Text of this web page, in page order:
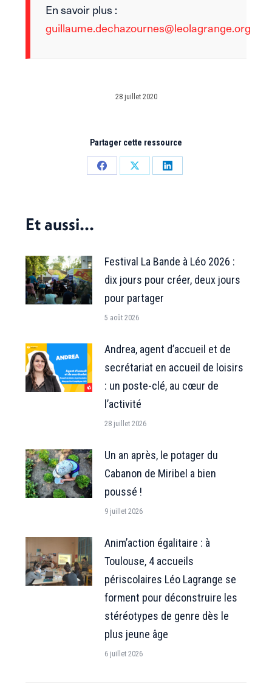
En savoir plus :
guillaume.dechazournes@leolagrange.org
28 juillet 2020
Partager cette ressource
PartagerPartagerPartager
Et aussi...
Festival La Bande à Léo 2026 :
dix jours pour créer, deux jours
pour partager
5 août 2026
Andrea, agent d’accueil et de
secrétariat en accueil de loisirs
: un poste-clé, au cœur de
l’activité
28 juillet 2026
Un an après, le potager du
Cabanon de Miribel a bien
poussé !
9 juillet 2026
Anim’action égalitaire : à
Toulouse, 4 accueils
périscolaires Léo Lagrange se
forment pour déconstruire les
stéréotypes de genre dès le
plus jeune âge
6 juillet 2026